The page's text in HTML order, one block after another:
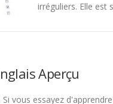
irréguliers. Elle est
Aperçu
vous essayez